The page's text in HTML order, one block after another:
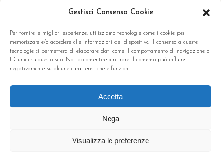
Gestisci Consenso Cookie
Per fornire le migliori esperienze, utilizziamo tecnologie come i cookie per
memorizzare e/o accedere alle informazioni del dispositivo. Il consenso a queste
tecnologie ci permetterà di elaborare dati come il comportamento di navigazione o
ID unici su questo sito. Non acconsentire o ritirare il consenso può influire
negativamente su alcune caratteristiche e funzioni.
Accetta
Nega
Visualizza le preferenze
Centro Rooms
Facebook
English